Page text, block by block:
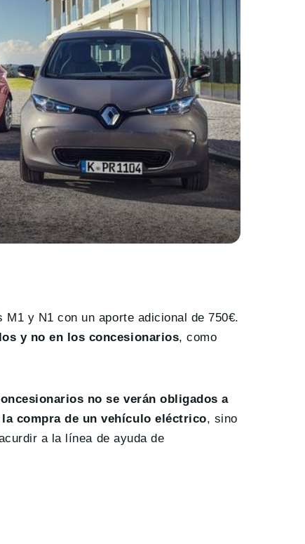
y N1 con un aporte adicional de 750€.
y no en los concesionarios, como
no se verán obligados a
compra de un vehículo eléctrico, sino
a la línea de ayuda de